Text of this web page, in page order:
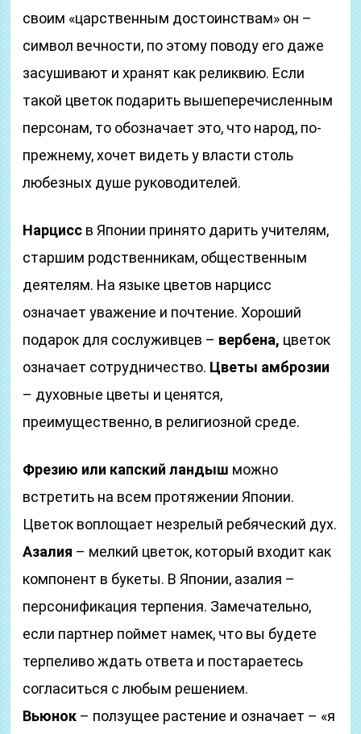
своим «царственным достоинствам» он –
символ вечности, по этому поводу его даже
засушивают и хранят как реликвию. Если
такой цветок подарить вышеперечисленным
персонам, то обозначает это, что народ, по-
прежнему, хочет видеть у власти столь
любезных душе руководителей.
Нарцисс в Японии принято дарить учителям,
старшим родственникам, общественным
деятелям. На языке цветов нарцисс
означает уважение и почтение. Хороший
подарок для сослуживцев – вербена, цветок
означает сотрудничество. Цветы амброзии
– духовные цветы и ценятся,
преимущественно, в религиозной среде.
Фрезию или капский ландыш можно
встретить на всем протяжении Японии.
Цветок воплощает незрелый ребяческий дух.
Азалия – мелкий цветок, который входит как
компонент в букеты. В Японии, азалия –
персонификация терпения. Замечательно,
если партнер поймет намек, что вы будете
терпеливо ждать ответа и постараетесь
согласиться с любым решением.
Вьюнок – ползущее растение и означает – «я